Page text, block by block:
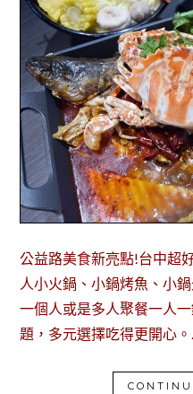
公益路美食新亮點!台中超
人小火鍋、小鍋烤魚、小
一個人或是多人聚餐一人
題，多元選擇吃得更開心